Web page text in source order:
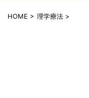
HOME > 理学療法 >